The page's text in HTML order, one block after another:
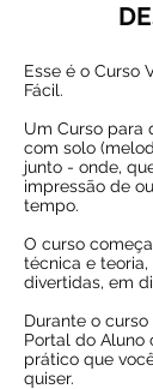
Esse é o Curso
Fácil.
Um Curso para
com solo
junto - onde,
impressão de
tempo.
O curso
técnica e
divertidas, em
Durante o
Portal do Aluno
prático que
quiser.